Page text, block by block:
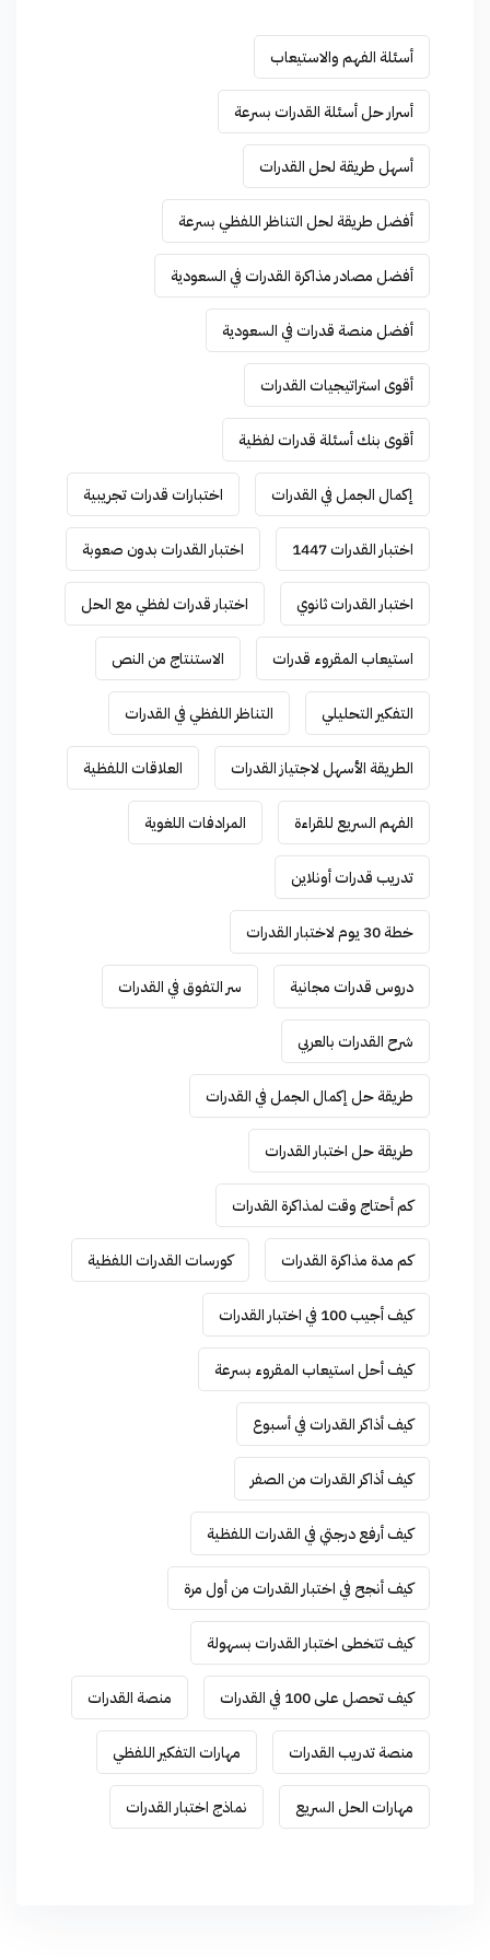
أسئلة الفهم والاستيعاب
أسرار حل أسئلة القدرات بسرعة
أسهل طريقة لحل القدرات
أفضل طريقة لحل التناظر اللفظي بسرعة
أفضل مصادر مذاكرة القدرات في السعودية
أفضل منصة قدرات في السعودية
أقوى استراتيجيات القدرات
أقوى بنك أسئلة قدرات لفظية
إكمال الجمل في القدرات اختبارات قدرات تجريبية
اختبار القدرات 1447 اختبار القدرات بدون صعوبة
اختبار القدرات ثانوي اختبار قدرات لفظي مع الحل
استيعاب المقروء قدرات الاستنتاج من النص
التفكير التحليلي التناظر اللفظي في القدرات
الطريقة الأسهل لاجتياز القدرات العلاقات اللفظية
الفهم السريع للقراءة المرادفات اللغوية
تدريب قدرات أونلاين
خطة 30 يوم لاختبار القدرات
دروس قدرات مجانية سر التفوق في القدرات
شرح القدرات بالعربي
طريقة حل إكمال الجمل في القدرات
طريقة حل اختبار القدرات
كم أحتاج وقت لمذاكرة القدرات
كم مدة مذاكرة القدرات كورسات القدرات اللفظية
كيف أجيب 100 في اختبار القدرات
كيف أحل استيعاب المقروء بسرعة
كيف أذاكر القدرات في أسبوع
كيف أذاكر القدرات من الصفر
كيف أرفع درجتي في القدرات اللفظية
كيف أنجح في اختبار القدرات من أول مرة
كيف تتخطى اختبار القدرات بسهولة
كيف تحصل على 100 في القدرات منصة القدرات
منصة تدريب القدرات مهارات التفكير اللفظي
مهارات الحل السريع نماذج اختبار القدرات